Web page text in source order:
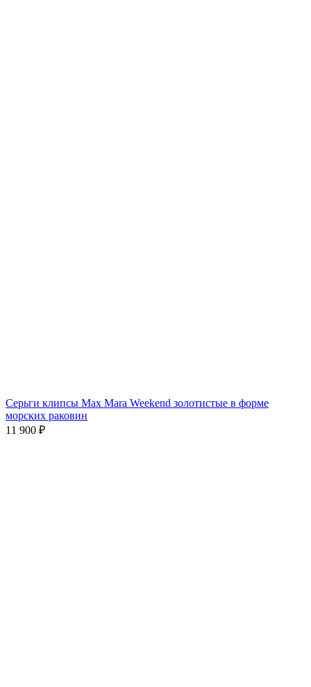
Серьги клипсы Max Mara Weekend золотистые в форме
морских раковин
11 900 ₽